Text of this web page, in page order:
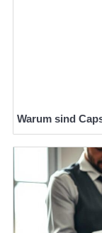
Warum sind